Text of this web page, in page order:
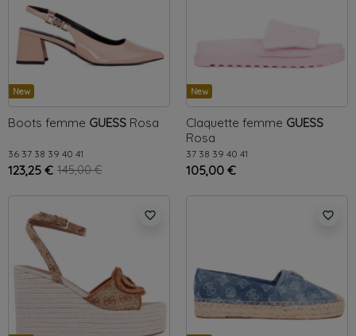
New
Boots femme GUESS Rosa
36 37 38 39 40 41
123,25 € 145,00 €
New
Claquette femme GUESS
Rosa
37 38 39 40 41
105,00 €
favorite_border favorite_border